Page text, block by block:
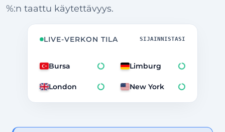
%:n taattu käytettävyys.
LIVE-VERKON TILA SIJAINNISTASI
Bursa Limburg
London New York